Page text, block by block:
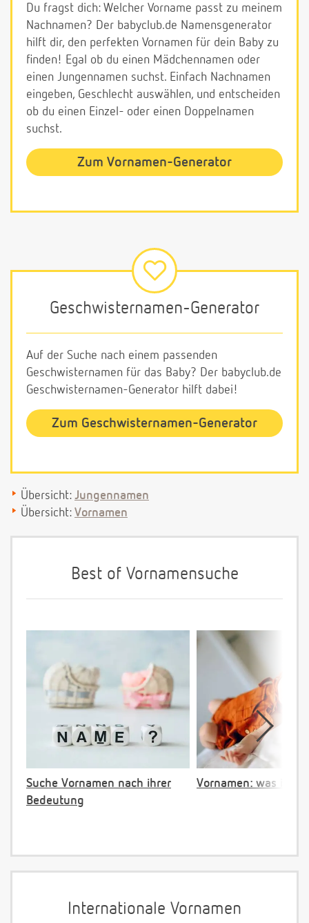
Du fragst dich: Welcher Vorname passt zu meinem
Nachnamen? Der babyclub.de Namensgenerator
hilft dir, den perfekten Vornamen für dein Baby zu
finden! Egal ob du einen Mädchennamen oder
einen Jungennamen suchst. Einfach Nachnamen
eingeben, Geschlecht auswählen, und entscheiden
ob du einen Einzel- oder einen Doppelnamen
suchst.
Zum Vornamen-Generator
Geschwisternamen-Generator
Auf der Suche nach einem passenden
Geschwisternamen für das Baby? Der babyclub.de
Geschwisternamen-Generator hilft dabei!
Zum Geschwisternamen-Generator
Übersicht: Jungennamen
Übersicht: Vornamen
Best of Vornamensuche
Suche Vornamen nach ihrer
Bedeutung
Vornamen: was ist
Internationale Vornamen